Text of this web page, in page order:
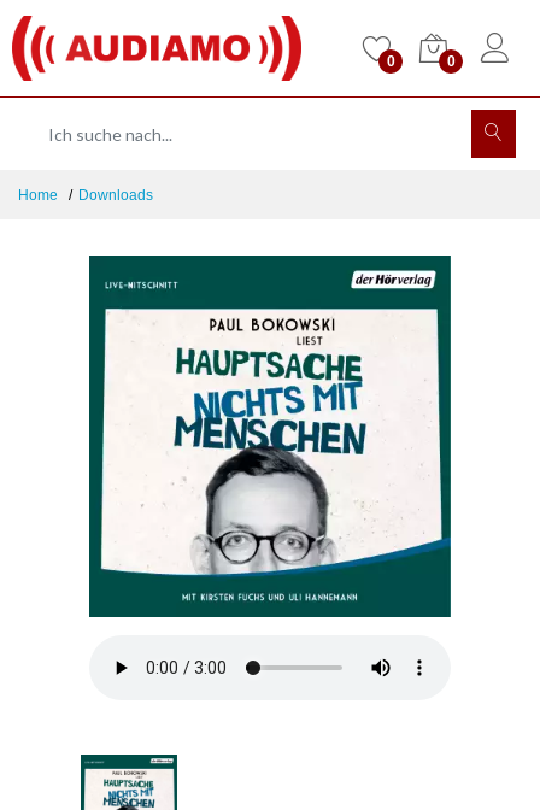
0 0
Home Downloads